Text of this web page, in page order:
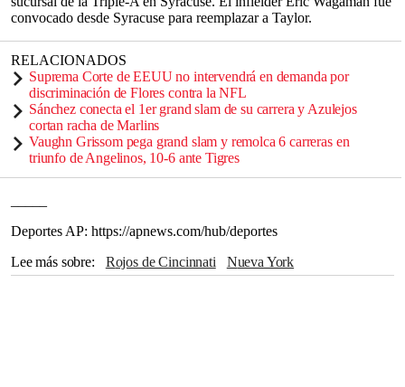
convocado desde Syracuse para reemplazar a Taylor.
RELACIONADOS
Suprema Corte de EEUU no intervendrá en demanda por
discriminación de Flores contra la NFL
Sánchez conecta el 1er grand slam de su carrera y Azulejos
cortan racha de Marlins
Vaughn Grissom pega grand slam y remolca 6 carreras en
triunfo de Angelinos, 10-6 ante Tigres
Deportes AP: https://apnews.com/hub/deportes
Lee más sobre
Rojos de Cincinnati Nueva York